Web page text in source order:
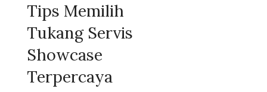
Tips Memilih
Tukang Servis
Showcase
Terpercaya